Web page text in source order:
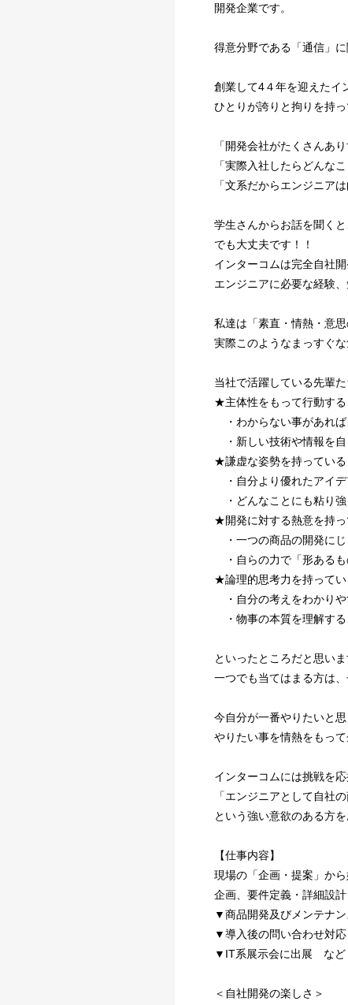
開発企業です。
得意分野である「通信」
創業して4４年を迎えたイ
ひとりが誇りと拘りを持
「開発会社がたくさんあ
「実際入社したらどんな
「文系だからエンジニア
学生さんからお話を聞く
でも大丈夫です！！
インターコムは完全自社
エンジニアに必要な経験
私達は「素直・情熱・意
実際このようなまっすぐ
当社で活躍している先輩
★主体性をもって行動する
・わからない事があれ
・新しい技術や情報を自
★謙虚な姿勢を持っている
・自分より優れたアイデ
・どんなことにも粘り
★開発に対する熱意を持っ
・一つの商品の開発に
・自らの力で「形ある
★論理的思考力を持ってい
・自分の考えをわかり
・物事の本質を理解す
といったところだと思いま
一つでも当てはまる方は
今自分が一番やりたいと
やりたい事を情熱をもっ
インターコムには挑戦を
「エンジニアとして自社
という強い意欲のある方
【仕事内容】
現場の「企画・提案」か
企画、要件定義・詳細設
▼商品開発及びメンテナン
▼導入後の問い合わせ対応
▼IT系展示会に出展 など
＜自社開発の楽しさ＞